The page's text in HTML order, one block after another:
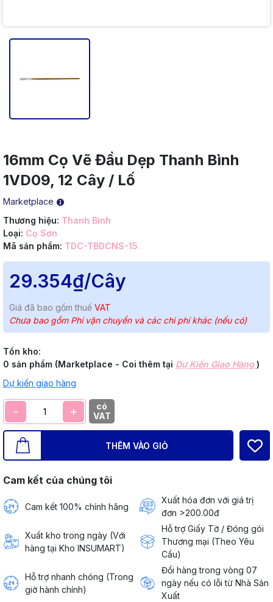
16mm Cọ Vẽ Đầu Dẹp Thanh Bình
1VD09, 12 Cây / Lố
Marketplace
Thương hiệu: Thanh Bình
Loại: Cọ Sơn
Mã sản phẩm: TDC-TBDCNS-15
29.354₫/Cây
Giá đã bao gồm thuế VAT
Chưa bao gồm Phí vận chuyển và các chi phí khác (nếu có)
Tồn kho:
0 sản phẩm (Marketplace - Coi thêm tại Dự Kiến Giao Hàng)
Dự kiến giao hàng
- +
có
VAT
THÊM VÀO GIỎ
Cam kết của chúng tôi
Cam kết 100% chính hãng
Xuất hóa đơn với giá trị
đơn >200.00đ
Xuất kho trong ngày (Với
hàng tại Kho INSUMART)
Hỗ trợ Giấy Tờ / Đóng gói
Thương mại (Theo Yêu
Cầu)
Hỗ trợ nhanh chóng (Trong
giờ hành chính)
Đổi hàng trong vòng 07
ngày nếu có lỗi từ Nhà Sản
Xuất